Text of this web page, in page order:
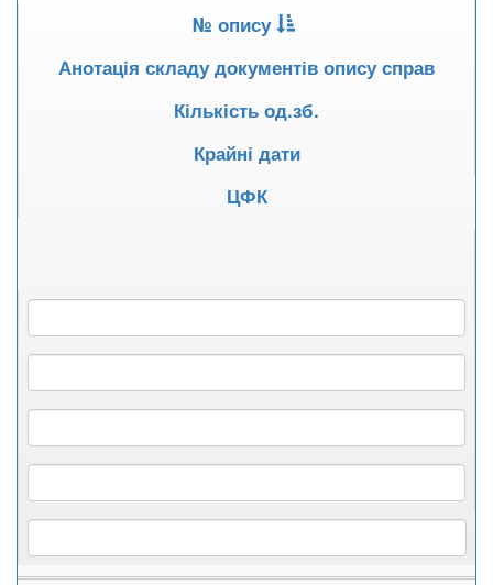
№ опису
Анотація складу документів опису справ
Кількість од.зб.
Крайні дати
ЦФК